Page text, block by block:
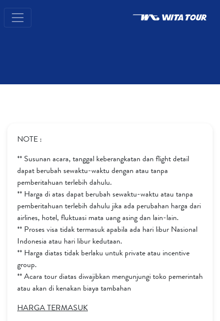
NOTE :
** Susunan acara, tanggal keberangkatan dan flight detail
dapat berubah sewaktu-waktu dengan atau tanpa
pemberitahuan terlebih dahulu.
** Harga di atas dapat berubah sewaktu-waktu atau tanpa
pemberitahuan terlebih dahulu jika ada perubahan harga dari
airlines, hotel, fluktuasi mata uang asing dan lain-lain.
** Proses visa tidak termasuk apabila ada hari libur Nasional
Indonesia atau hari libur kedutaan.
** Harga diatas tidak berlaku untuk private atau incentive
group.
** Acara tour diatas diwajibkan mengunjungi toko pemerintah
atau akan di kenakan biaya tambahan
HARGA TERMASUK